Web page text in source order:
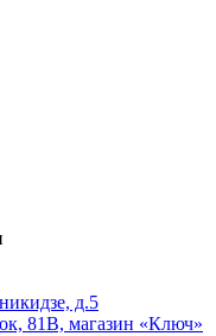
д.5
81В, магазин «Ключ»